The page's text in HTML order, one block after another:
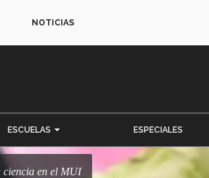
NOTICIAS
ESCUELAS ESPECIALES
ciencia en el MUI